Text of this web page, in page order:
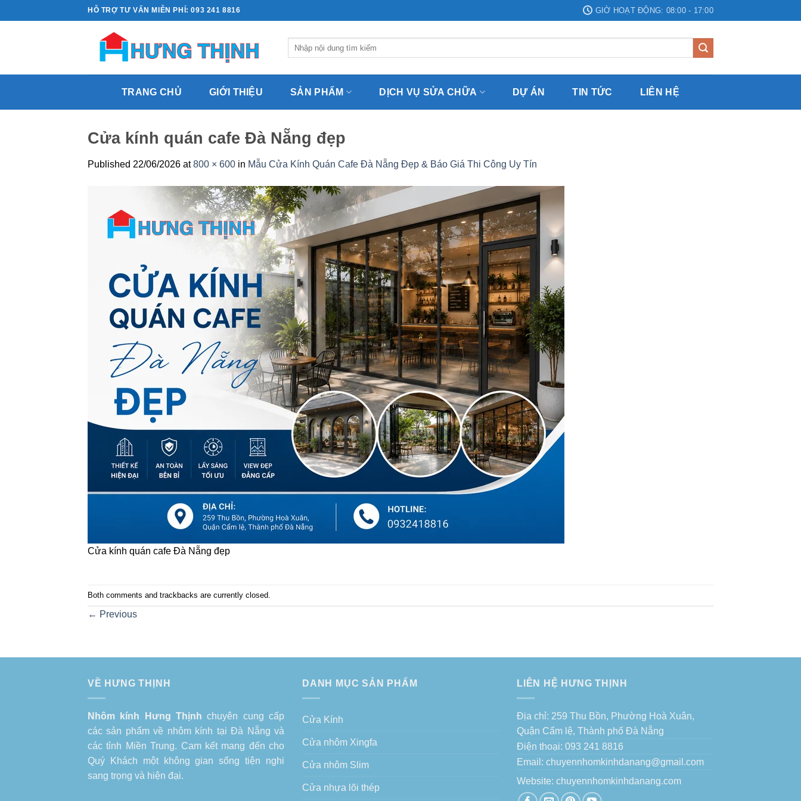
to
HỖ TRỢ TƯ VẤN MIỄN PHÍ: 093 241 8816 GIỜ HOẠT ĐỘNG: 08:00 - 17:00
kiếm:
TRANG CHỦ GIỚI THIỆU SẢN PHẨM DỊCH VỤ SỬA CHỮA DỰ ÁN TIN TỨC LIÊN HỆ
Cửa kính quán cafe Đà Nẵng đẹp
Published 22/06/2026 at800 × 600 in Mẫu Cửa Kính Quán Cafe Đà Nẵng Đẹp & Báo Giá Thi Công Uy Tín
Cửa kính quán cafe Đà Nẵng đẹp
Both comments and trackbacks are currently closed.
← Previous
VỀ HƯNG THỊNH
Nhôm kính Hưng Thịnh chuyên cung cấp
các sản phẩm về nhôm kính tại Đà Nẵng và
các tỉnh Miền Trung. Cam kết mang đến cho
Quý Khách một không gian sống tiện nghi
sang trọng và hiện đại.
DANH MỤC SẢN PHẨM
Cửa Kính
Cửa nhôm Xingfa
Cửa nhôm Slim
Cửa nhựa lõi thép
LIÊN HỆ HƯNG THỊNH
Địa chỉ: 259 Thu Bồn, Phường Hoà Xuân,
Quận Cẩm lệ, Thành phố Đà Nẵng
Điện thoại: 093 241 8816
Email: chuyennhomkinhdanang@gmail.com
Website: chuyennhomkinhdanang.com